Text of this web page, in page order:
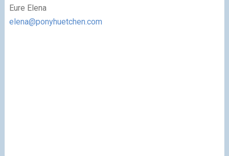
Eure Elena
elena@ponyhuetchen.com